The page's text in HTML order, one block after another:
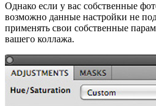
Однако если у вас собственные
возможно данные настройки не
применять свои собственные
вашего коллажа.